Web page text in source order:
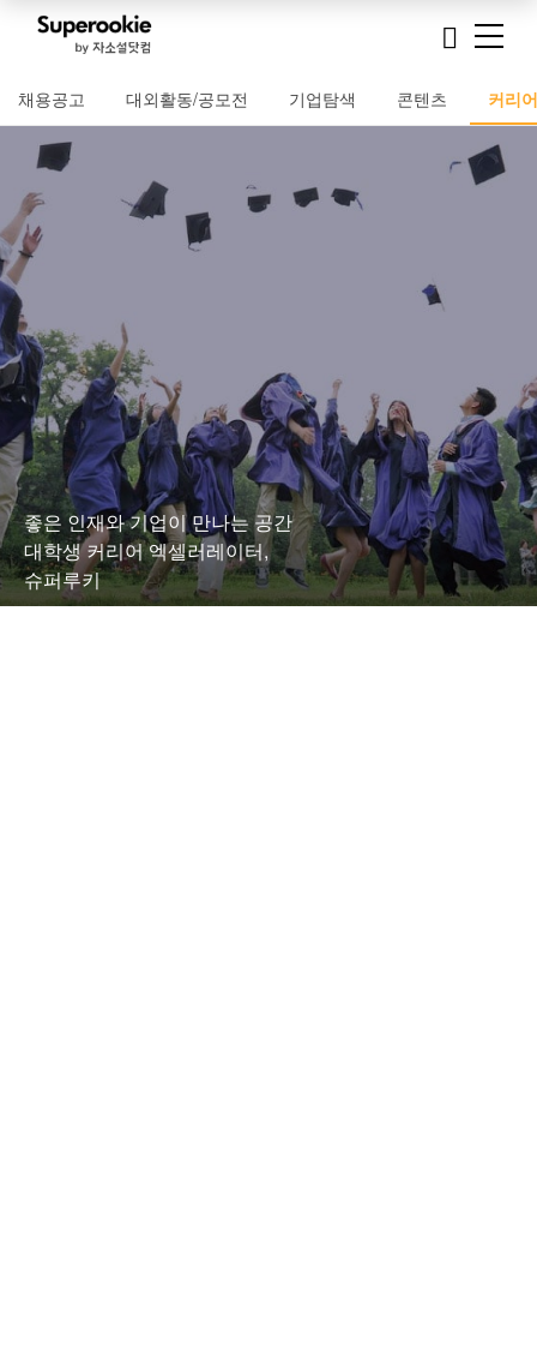
채용공고 대외활동/공모전 기업탐색 콘텐츠 커리
좋은 인재와기업이 만나는 공간
대학생 커리어 엑셀러레이터,
슈퍼루키